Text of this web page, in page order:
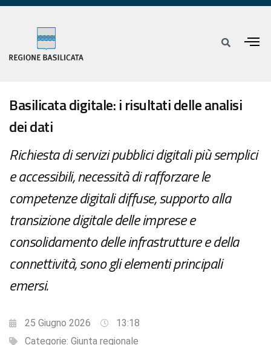
Basilicata digitale: i risultati delle analisi
dei dati
Richiesta di servizi pubblici digitali più semplici
e accessibili, necessità di rafforzare le
competenze digitali diffuse, supporto alla
transizione digitale delle imprese e
consolidamento delle infrastrutture e della
connettività, sono gli elementi principali
emersi.
25 Giugno 2026
13:18
Categorie: Giunta regionale